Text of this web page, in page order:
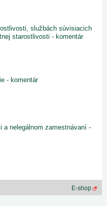
službách súvisiacich
starostlivosti - komentár
- komentár
a nelegálnom zamestnávaní -
E-shop